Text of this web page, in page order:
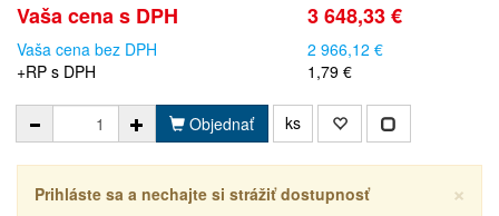
Vaša cena s DPH 3 648,33 €
Vaša cena bez DPH
2 966,12 €
+RP s DPH
1,79 €
Objednať ks
×
Prihláste sa a nechajte si strážiť dostupnosť